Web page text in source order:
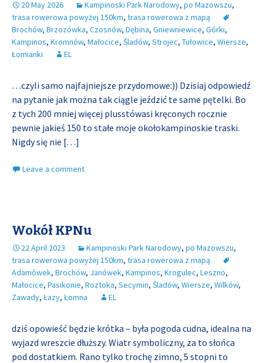
20 May 2026 Kampinoski Park Narodowy, po Mazowszu,
trasa rowerowa powyżej 150km, trasa rowerowa z mapą
Brochów, Brzozówka, Czosnów, Dębina, Gniewniewice, Górki,
Kampinos, Kromnów, Małocice, Śladów, Strojec, Tułowice, Wiersze,
Łomianki
EL
…czyli samo najfajniejsze przydomowe:)) Dzisiaj odpowiedź
na pytanie jak można tak ciągle jeździć te same pętelki. Bo
z tych 200 mniej więcej plusstówasi kręconych rocznie
pewnie jakieś 150 to stałe moje okołokampinoskie traski.
Nigdy się nie […]
Leave a comment
Wokół KPNu
22 April 2023 Kampinoski Park Narodowy, po Mazowszu,
trasa rowerowa powyżej 150km, trasa rowerowa z mapą
Adamówek, Brochów, Janówek, Kampinos, Krogulec, Leszno,
Małocice, Pasikonie, Roztoka, Secymin, Śladów, Wiersze, Wilków,
Zawady, Łazy, Łomna EL
dziś opowieść będzie krótka – była pogoda cudna, idealna na
wyjazd wreszcie dłuższy. Wiatr symboliczny, za to słońca
pod dostatkiem. Rano tylko trochę zimno, 5 stopni to